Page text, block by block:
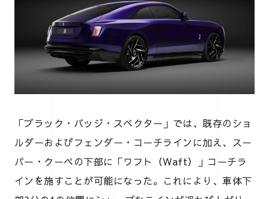
「ブラック・バッジ・スペクター」では、既存のショ
ルダーおよびフェンダー・コーチラインに加え、スー
パー・クーペの下部に「ワフト（Waft）」コーチラ
インを施すことが可能になった。これにより、車体下